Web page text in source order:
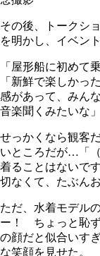
その後、トークシ
を明かし、イベン
「屋形船に初めて
「新鮮で楽しかっ
感があって、みん
音楽聞くみたいな
せっかくなら観客
いところだが…「
着ることはないで
切なくて、たぶん
ただ、水着モデル
ー！ ちょっと恥ず
の顔だと似合いす
な笑顔を見せた。